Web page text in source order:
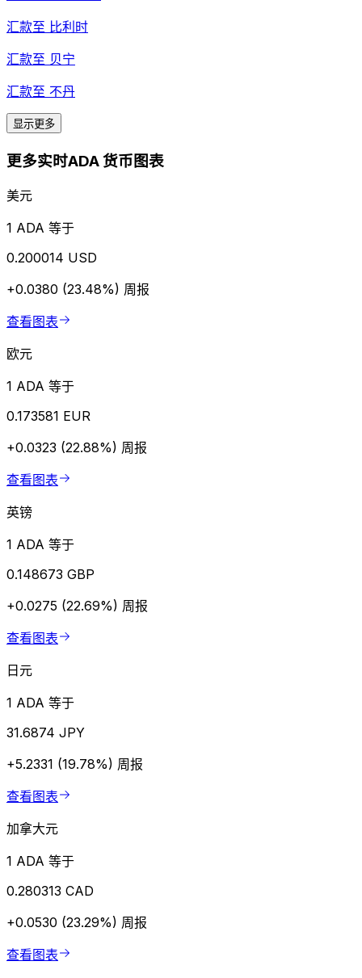
汇款至 比利时
汇款至 贝宁
汇款至 不丹
显示更多
更多实时ADA 货币图表
美元
1 ADA 等于
0.200014 USD
+0.0380 (23.48%) 周报
查看图表
欧元
1 ADA 等于
0.173581 EUR
+0.0323 (22.88%) 周报
查看图表
英镑
1 ADA 等于
0.148673 GBP
+0.0275 (22.69%) 周报
查看图表
日元
1 ADA 等于
31.6874 JPY
+5.2331 (19.78%) 周报
查看图表
加拿大元
1 ADA 等于
0.280313 CAD
+0.0530 (23.29%) 周报
查看图表